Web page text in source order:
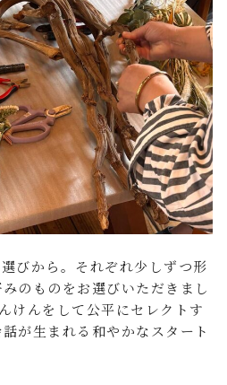
びから。それぞれ少しずつ形
のものをお選びいただきまし
けんをして公平にセレクトす
が生まれる和やかなスタート